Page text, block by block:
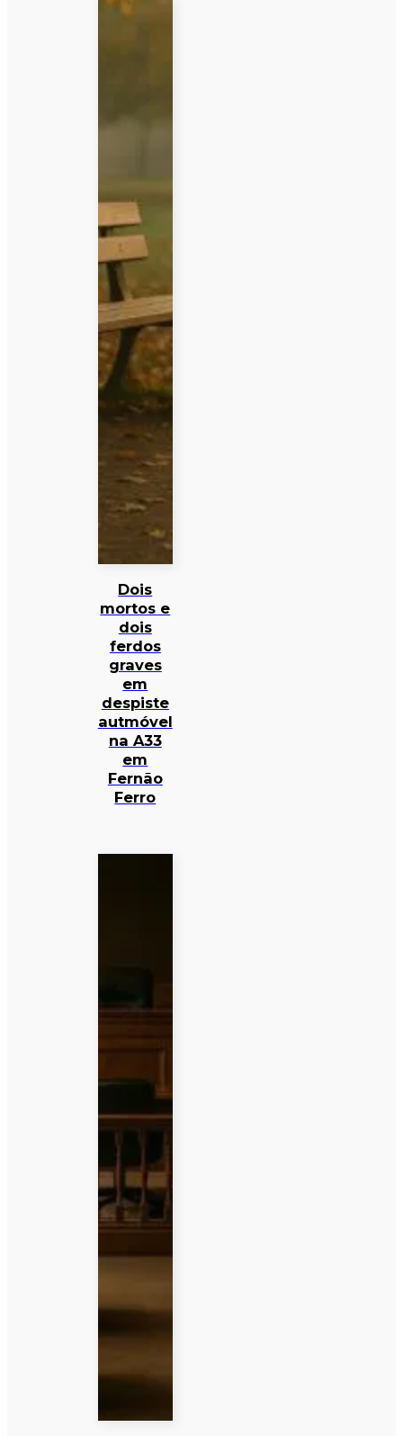
Dois
mortos e
dois
ferdos
graves
em
despiste
autmóvel
na A33
em
Fernão
Ferro